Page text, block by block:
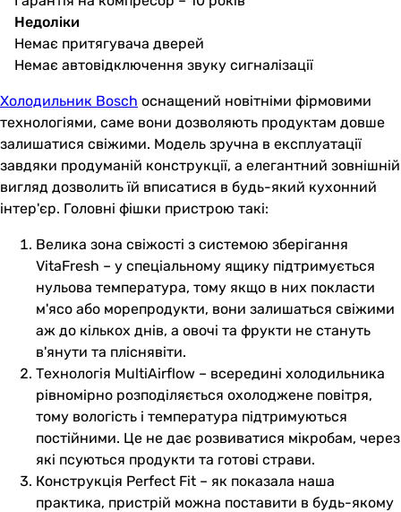
Недоліки
Немає притягувача дверей
Немає автовідключення звуку сигналізації
Холодильник Bosch оснащений новітніми фірмовими
технологіями, саме вони дозволяють продуктам довше
залишатися свіжими. Модель зручна в експлуатації
завдяки продуманій конструкції, а елегантний зовнішній
вигляд дозволить їй вписатися в будь-який кухонний
інтер'єр. Головні фішки пристрою такі:
Велика зона свіжості з системою зберігання
VitaFresh – у спеціальному ящику підтримується
нульова температура, тому якщо в них покласти
м'ясо або морепродукти, вони залишаться свіжими
аж до кількох днів, а овочі та фрукти не стануть
в'янути та пліснявіти.
Технологія MultiAirflow – всередині холодильника
рівномірно розподіляється охолоджене повітря,
тому вологість і температура підтримуються
постійними. Це не дає розвиватися мікробам, через
які псуються продукти та готові страви.
Конструкція Perfect Fit – як показала наша
практика, пристрій можна поставити в будь-якому